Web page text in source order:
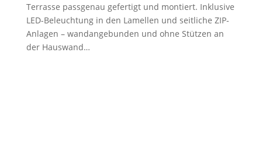
Terrasse passgenau gefertigt und montiert. Inklusive
LED-Beleuchtung in den Lamellen und seitliche ZIP-
Anlagen – wandangebunden und ohne Stützen an
der Hauswand…